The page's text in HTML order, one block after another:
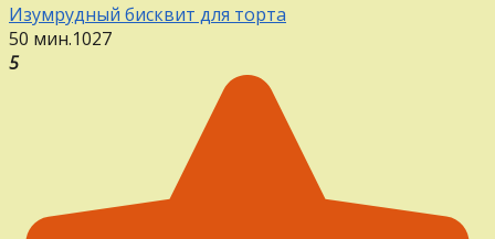
Изумрудный бисквит для торта
50 мин.1027
5